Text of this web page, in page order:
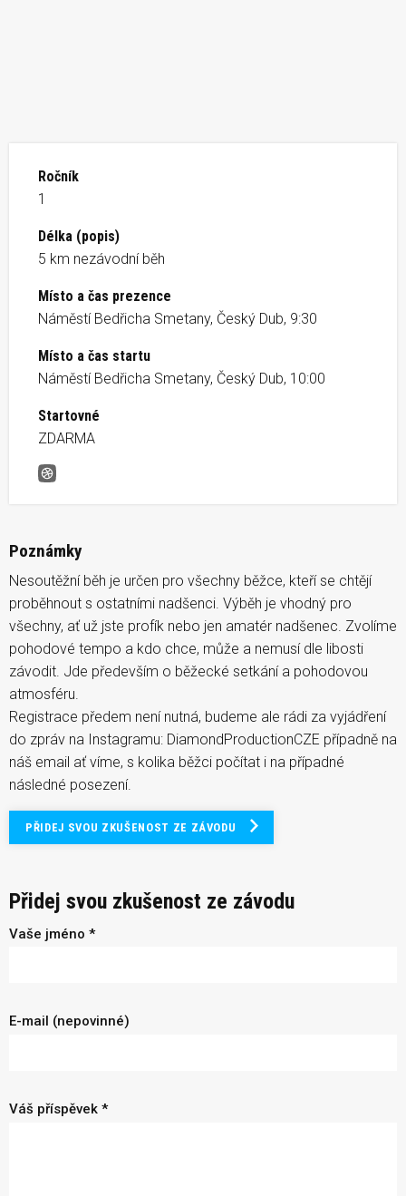
Ročník
1
Délka (popis)
5 km nezávodní běh
Místo a čas prezence
Náměstí Bedřicha Smetany, Český Dub, 9:30
Místo a čas startu
Náměstí Bedřicha Smetany, Český Dub, 10:00
Startovné
ZDARMA
Vánoční běh
Poznámky
Nesoutěžní běh je určen pro všechny běžce, kteří se chtějí
proběhnout s ostatními nadšenci. Výběh je vhodný pro
všechny, ať už jste profík nebo jen amatér nadšenec. Zvolíme
pohodové tempo a kdo chce, může a nemusí dle libosti
závodit. Jde především o běžecké setkání a pohodovou
atmosféru.
Registrace předem není nutná, budeme ale rádi za vyjádření
do zpráv na Instagramu: DiamondProductionCZE případně na
náš email ať víme, s kolika běžci počítat i na případné
následné posezení.
PŘIDEJ SVOU ZKUŠENOST ZE ZÁVODU
Přidej svou zkušenost ze závodu
Vaše jméno *
E-mail (nepovinné)
Váš příspěvek *